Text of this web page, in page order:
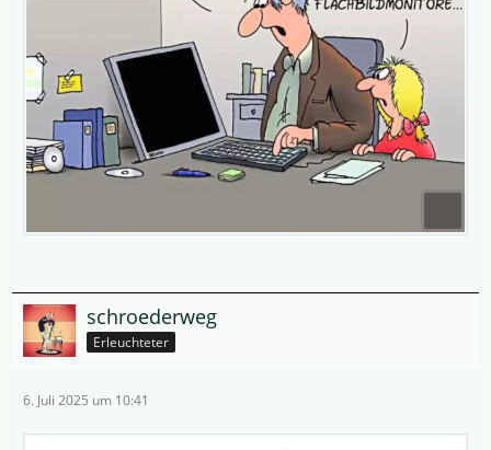
schroederweg
Erleuchteter
6. Juli 2025 um 10:41